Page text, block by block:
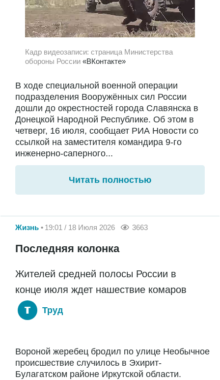
Кадр видеозаписи: страница Министерства
обороны России «ВКонтакте»
В ходе специальной военной операции
подразделения Вооружённых сил России
дошли до окрестностей города Славянска в
Донецкой Народной Республике. Об этом в
четверг, 16 июля, сообщает РИА Новости со
ссылкой на заместителя командира 9-го
инженерно-саперного...
Читать полностью
Жизнь 19:01 / 18 Июля 2026 3663
Последняя колонка
Жителей средней полосы России в
конце июля ждет нашествие комаров
Труд
Вороной жеребец бродил по улице Необычное
происшествие случилось в Эхирит-
Булагатском районе Иркутской области.